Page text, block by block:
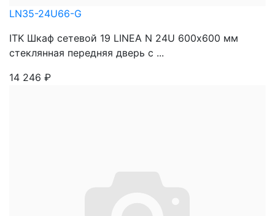
LN35-24U66-G
ITK Шкаф сетевой 19 LINEA N 24U 600х600 мм
стеклянная передняя дверь с ...
14 246 ₽